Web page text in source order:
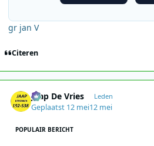
gr jan V
Citeren
Jaap De Vries Leden
Geplaatst 12 mei12 mei
POPULAIR BERICHT